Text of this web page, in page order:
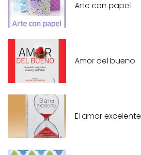
Arte con papel
Amor del bueno
El amor excelente